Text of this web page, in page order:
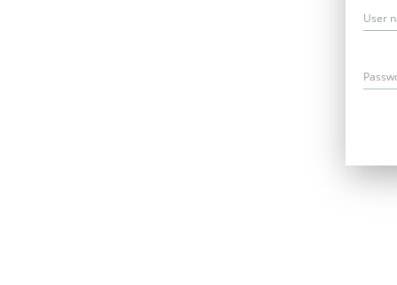
User